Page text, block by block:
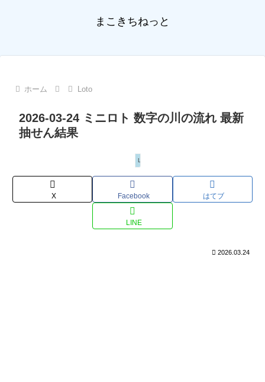
まこきちねっと
ホーム Loto
2026-03-24 ミニロト 数字の川の流れ 最新
抽せん結果
Loto
X Facebook はてブ
LINE
2026.03.24